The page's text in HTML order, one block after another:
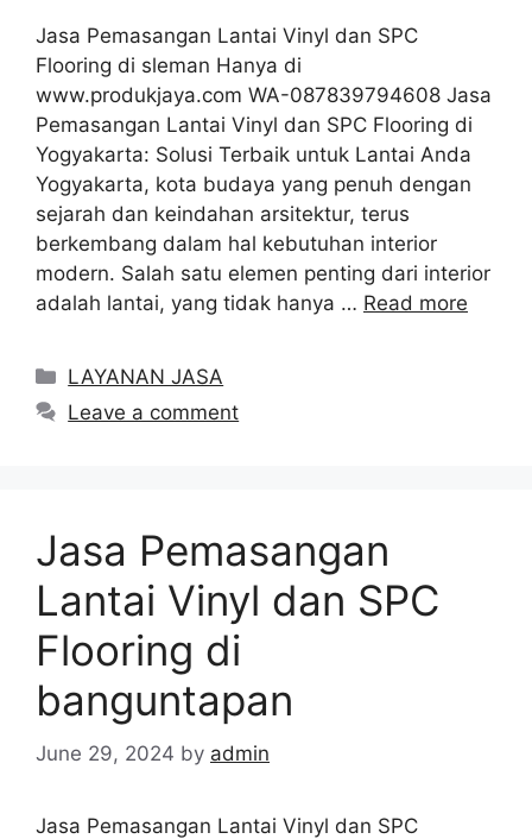
Jasa Pemasangan Lantai Vinyl dan SPC
Flooring di sleman Hanya di
www.produkjaya.com WA-087839794608 Jasa
Pemasangan Lantai Vinyl dan SPC Flooring di
Yogyakarta: Solusi Terbaik untuk Lantai Anda
Yogyakarta, kota budaya yang penuh dengan
sejarah dan keindahan arsitektur, terus
berkembang dalam hal kebutuhan interior
modern. Salah satu elemen penting dari interior
adalah lantai, yang tidak hanya … Read more
Categories
LAYANAN JASA
Leave a comment
Jasa Pemasangan
Lantai Vinyl dan SPC
Flooring di
banguntapan
June 29, 2024 by admin
Jasa Pemasangan Lantai Vinyl dan SPC